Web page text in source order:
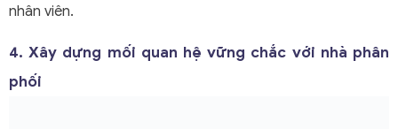
nhân viên.
4. Xây dựng mối quan hệ vững chắc với nhà phân
phối